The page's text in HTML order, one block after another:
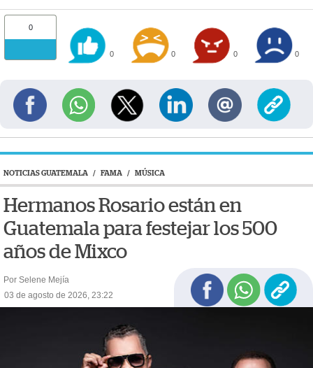
0
0 0 0 0
NOTICIAS GUATEMALA / FAMA / MÚSICA
Hermanos Rosario están en
Guatemala para festejar los 500
años de Mixco
Por Selene Mejía
03 de agosto de 2026, 23:22